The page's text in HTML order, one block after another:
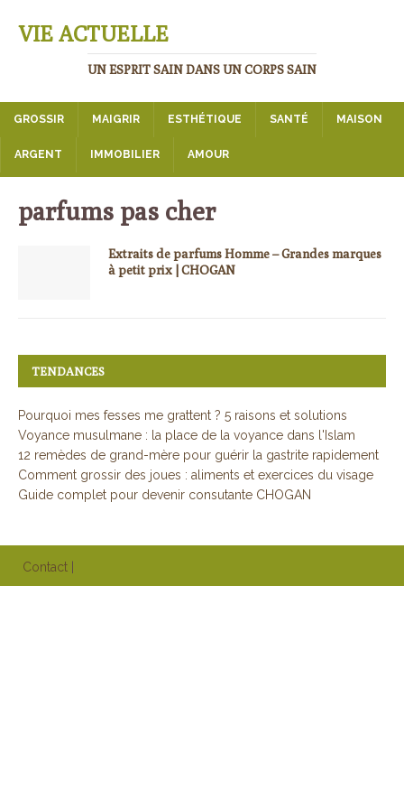
VIE ACTUELLE
UN ESPRIT SAIN DANS UN CORPS SAIN
GROSSIR MAIGRIR ESTHÉTIQUE SANTÉ MAISON
ARGENT IMMOBILIER AMOUR
parfums pas cher
Extraits de parfums Homme – Grandes marques
à petit prix | CHOGAN
TENDANCES
Pourquoi mes fesses me grattent ? 5 raisons et solutions
Voyance musulmane : la place de la voyance dans l'Islam
12 remèdes de grand-mère pour guérir la gastrite rapidement
Comment grossir des joues : aliments et exercices du visage
Guide complet pour devenir consutante CHOGAN
Contact